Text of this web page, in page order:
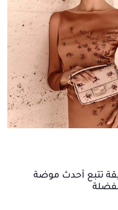
تتبع أحدث موضة